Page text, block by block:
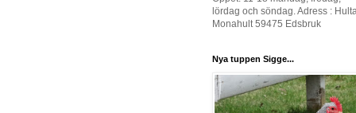
lördag och söndag. Adress :
Monahult 59475 Edsbruk
Nya tuppen Sigge...